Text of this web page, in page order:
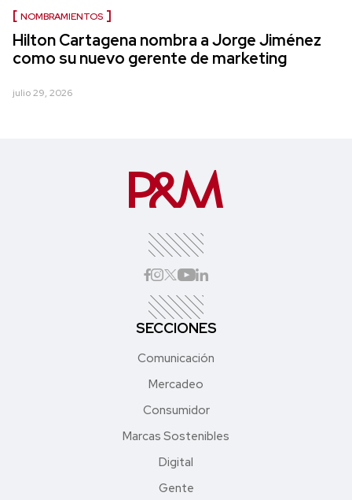
NOMBRAMIENTOS
Hilton Cartagena nombra a Jorge Jiménez
como su nuevo gerente de marketing
julio 29, 2026
SECCIONES
Comunicación
Mercadeo
Consumidor
Marcas Sostenibles
Digital
Gente